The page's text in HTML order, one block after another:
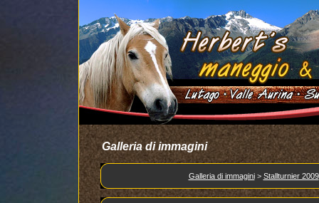
Galleria di immagini
Galleria di immagini> Stallturnier 2009